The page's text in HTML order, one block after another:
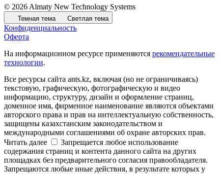
© 2026 Almaty New Technology Systems
Темная тема Светлая тема
Конфиденциальность
Оферта
На информационном ресурсе применяются рекомендательные
технологии.
Все ресурсы сайта ants.kz, включая (но не ограничиваясь)
текстовую, графическую, фотографическую и видео
информацию, структуру, дизайн и оформление страниц,
доменное имя, фирменное наименование являются объектами
авторского права и прав на интеллектуальную собственность,
защищены казахстанским законодательством и
международными соглашениями об охране авторских прав.
Читать далее
Запрещается любое использование
содержания страниц и контента данного сайта на других
площадках без предварительного согласия правообладателя.
Запрещаются любые иные действия, в результате которых у